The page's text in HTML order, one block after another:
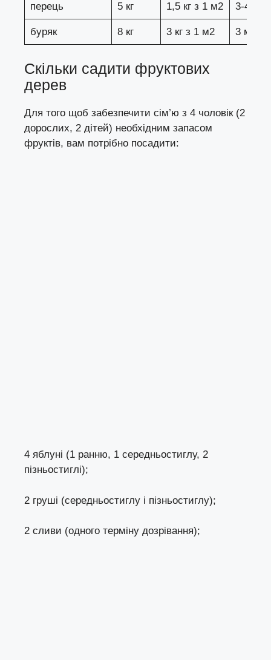
перець 5 кг 1,5 кг з 1 м2 3-4 м2
буряк 8 кг 3 кг з 1 м2 3 м2
Скільки садити фруктових
дерев
Для того щоб забезпечити сім’ю з 4 чоловік (2
дорослих, 2 дітей) необхідним запасом
фруктів, вам потрібно посадити:
4 яблуні (1 ранню, 1 середньостиглу, 2
пізньостиглі);
2 груші (середньостиглу і пізньостиглу);
2 сливи (одного терміну дозрівання);